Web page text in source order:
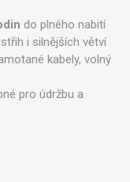
do plného nabití
i silnějších větví
kabely, volný
pro údržbu a